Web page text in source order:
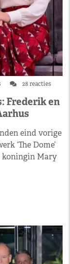
28 reacties
Frederik en
eind vorige
‘The Dome’
koningin Mary